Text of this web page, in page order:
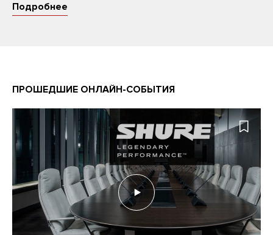
Подробнее
ПРОШЕДШИЕ ОНЛАЙН-СОБЫТИЯ